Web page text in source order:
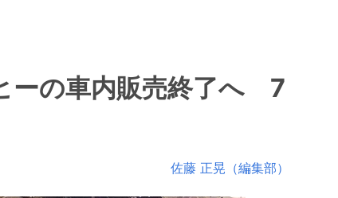
ーの車内販売終了へ 7
佐藤 正晃（編集部）